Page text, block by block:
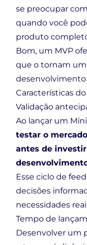
se preocupar
quando você
produto
Bom, um MVP
que o tornam
desenvolvimento
Características
Validação
Ao lançar um
testar o
antes de
Esse ciclo de
decisões
necessidades
Tempo de
Desenvolver um